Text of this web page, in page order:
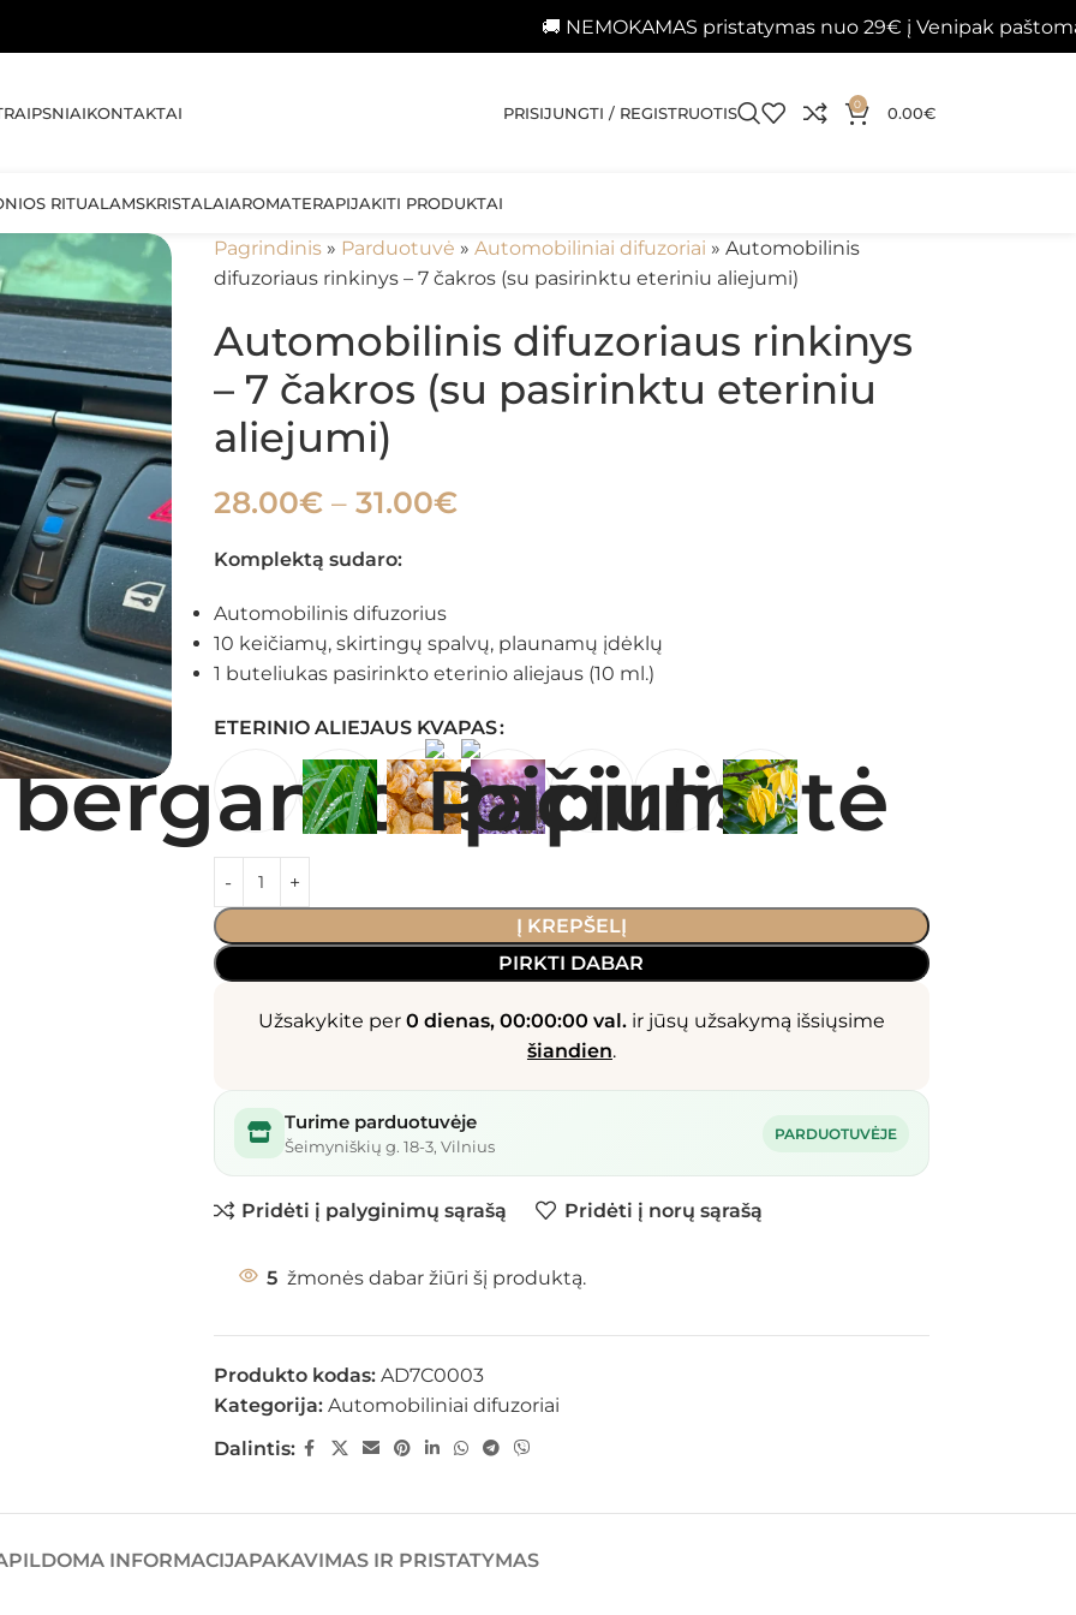
🚚 NEMOKAMAS pristatymas nuo 29€ į Venipak paštomatus 📦
KONTAKTAI PRISIJUNGTI / REGISTRUOTIS 0 0.00€
RITUALAMSKRISTALAIAROMATERAPIJAKITI PRODUKTAI
Pagrindinis» Parduotuvė » Automobiliniai difuzoriai » Automobilinis
difuzoriaus rinkinys – 7 čakros (su pasirinktu eteriniu aliejumi)
Automobilinis difuzoriaus rinkinys
– 7 čakros (su pasirinktu eteriniu
aliejumi)
28.00€ – 31.00€
Komplektą sudaro:
Automobilinis difuzorius
10 keičiamų, skirtingų spalvų, plaunamų įdėklų
1 buteliukas pasirinkto eterinio aliejaus (10 ml.)
ETERINIO ALIEJAUS KVAPAS
Į KREPŠELĮ
PIRKTI DABAR
Užsakykite per 0 dienas, 00:00:00 val.ir jūsų užsakymą išsiųsime
šiandien.
Turime parduotuvėje
Šeimyniškių g. 18-3, Vilnius
PARDUOTUVĖJE
Pridėti į palyginimų sąrašą Pridėti į norų sąrašą
5 žmonės dabar žiūri šį produktą.
Produkto kodas: AD7C0003
Kategorija: Automobiliniai difuzoriai
Dalintis:
INFORMACIJAPAKAVIMAS IR PRISTATYMAS